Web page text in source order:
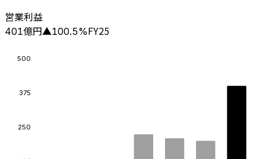
営業利益
401億円▲100.5%FY25
250
375
500